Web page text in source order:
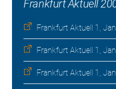
Frankfurt Aktuell
Frankfurt Aktuell 1,
Frankfurt Aktuell 1,
Frankfurt Aktuell 1,